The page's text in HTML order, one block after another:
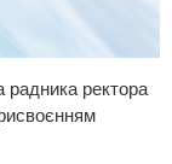
радника ректора